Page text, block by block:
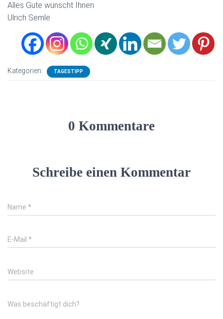
Alles Gute wünscht Ihnen
Ulrich Semle
Kategorien: TAGESTIPP
0 Kommentare
Schreibe einen Kommentar
Name *
E-Mail *
Website
Was beschäftigt dich?